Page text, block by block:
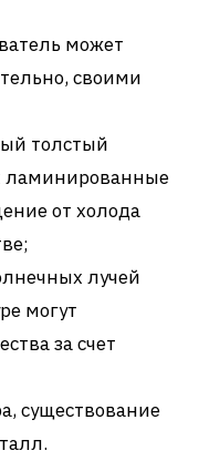
может
своими
толстый
ламинированные
от холода
лучей
могут
за счет
существование